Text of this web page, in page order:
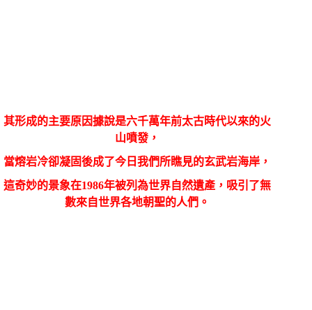
其形成的主要原因據說是六千萬年前太古時代以來的火
山噴發，
當熔岩冷卻凝固後成了今日我們所瞧見的玄武岩海岸，
這奇妙的景象在1986年被列為世界自然遺產，吸引了無
數來自世界各地朝聖的人們。